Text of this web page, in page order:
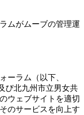
ムがムーブの管理運
ーラム（以下、
び北九州市立男女共
ウェブサイトを適切
のサービスを向上す